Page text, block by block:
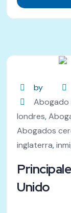
by
Abogado
londres,
Abogados
inglaterra,
Unido